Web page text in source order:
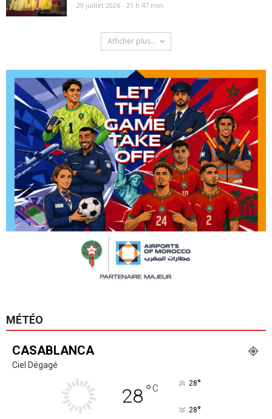
29 juillet 2026 - 21 h 47 min
Afficher plus...
MÉTÉO
CASABLANCA
Ciel Dégagé
28°C 28°
28°